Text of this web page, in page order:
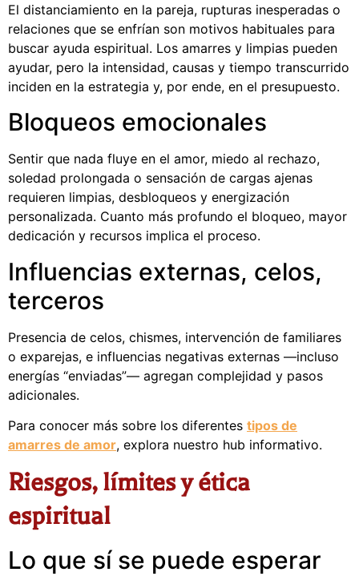
El distanciamiento en la pareja, rupturas inesperadas o
relaciones que se enfrían son motivos habituales para
buscar ayuda espiritual. Los amarres y limpias pueden
ayudar, pero la intensidad, causas y tiempo transcurrido
inciden en la estrategia y, por ende, en el presupuesto.
Bloqueos emocionales
Sentir que nada fluye en el amor, miedo al rechazo,
soledad prolongada o sensación de cargas ajenas
requieren limpias, desbloqueos y energización
personalizada. Cuanto más profundo el bloqueo, mayor
dedicación y recursos implica el proceso.
Influencias externas, celos,
terceros
Presencia de celos, chismes, intervención de familiares
o exparejas, e influencias negativas externas —incluso
energías “enviadas”— agregan complejidad y pasos
adicionales.
Para conocer más sobre los diferentes tipos de
amarres de amor, explora nuestro hub informativo.
Riesgos, límites y ética
espiritual
Lo que sí se puede esperar